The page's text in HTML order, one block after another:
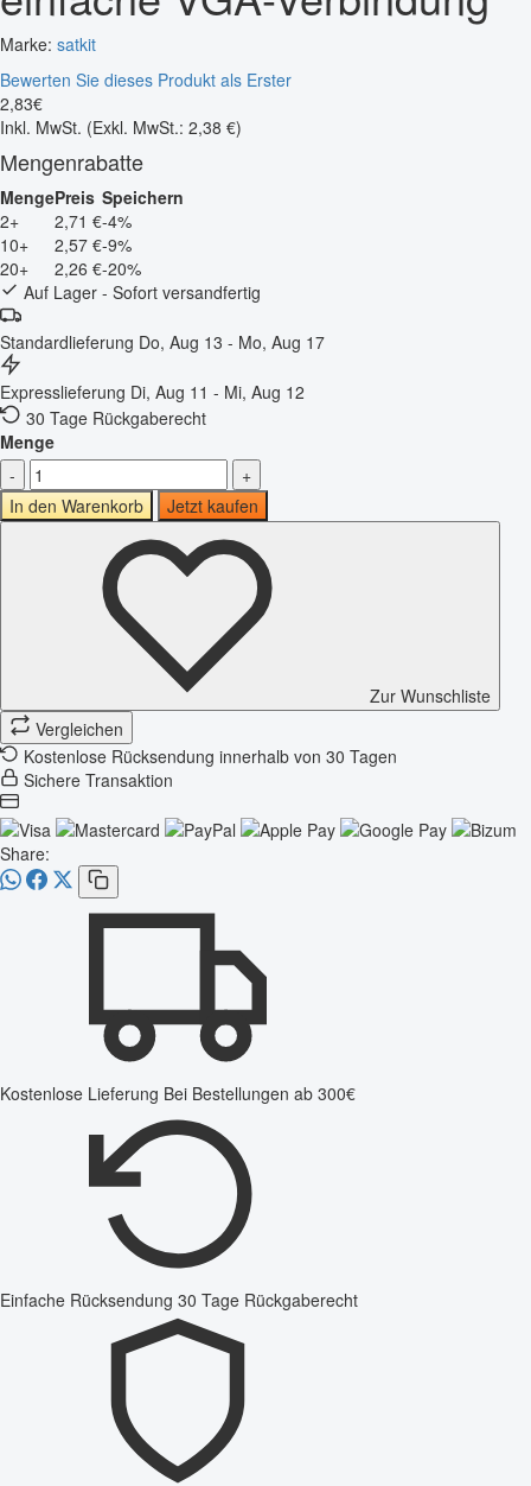
Marke: satkit
Bewerten Sie dieses Produkt als Erster
2,83€
Inkl. MwSt. (Exkl. MwSt.: 2,38 €)
Mengenrabatte
MengePreis Speichern
2+
2,71 €-4%
10+
2,57 €-9%
20+
2,26 €-20%
Auf Lager - Sofort versandfertig
Standardlieferung Do, Aug 13 - Mo, Aug 17
Expresslieferung Di, Aug 11 - Mi, Aug 12
30 Tage Rückgaberecht
Menge
-
+
In den Warenkorb
Jetzt kaufen
Zur Wunschliste
Vergleichen
Kostenlose Rücksendung innerhalb von 30 Tagen
Sichere Transaktion
Share:
Kostenlose Lieferung Bei Bestellungen ab 300€
Einfache Rücksendung 30 Tage Rückgaberecht